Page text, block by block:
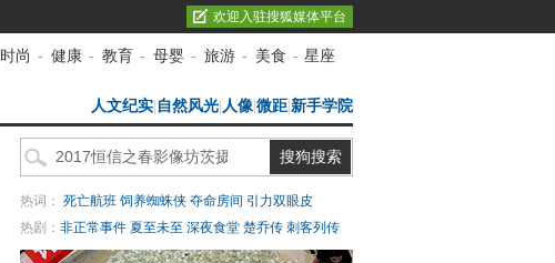
欢迎入驻搜狐媒体平台
时尚 - 健康 - 教育 - 母婴 - 旅游 - 美食 - 星座
人文纪实 自然风光 人像|微距 新手学院
热词： 死亡航班 饲养蜘蛛侠 夺命房间 引力双眼皮
热剧： 非正常事件 夏至未至 深夜食堂 楚乔传 刺客列传